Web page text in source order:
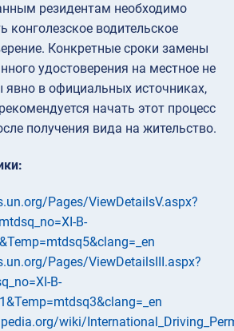
резидентам необходимо
конголезское водительское
Конкретные сроки замены
удостоверения на местное не
явно в официальных источниках,
начать этот процесс
получения вида на жительство.
Pages/ViewDetailsV.aspx?
B-
Pages/ViewDetailsIII.aspx?
B-
wiki/